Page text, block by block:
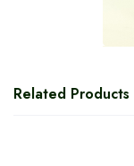
Related Products